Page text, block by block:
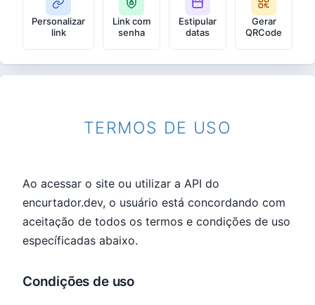
Personalizar
link
Link com
senha
Estipular
datas
Gerar
QRCode
TERMOS DE USO
Ao acessar o site ou utilizar a API do
encurtador.dev, o usuário está concordando com
aceitação de todos os termos e condições de uso
específicadas abaixo.
Condições de uso